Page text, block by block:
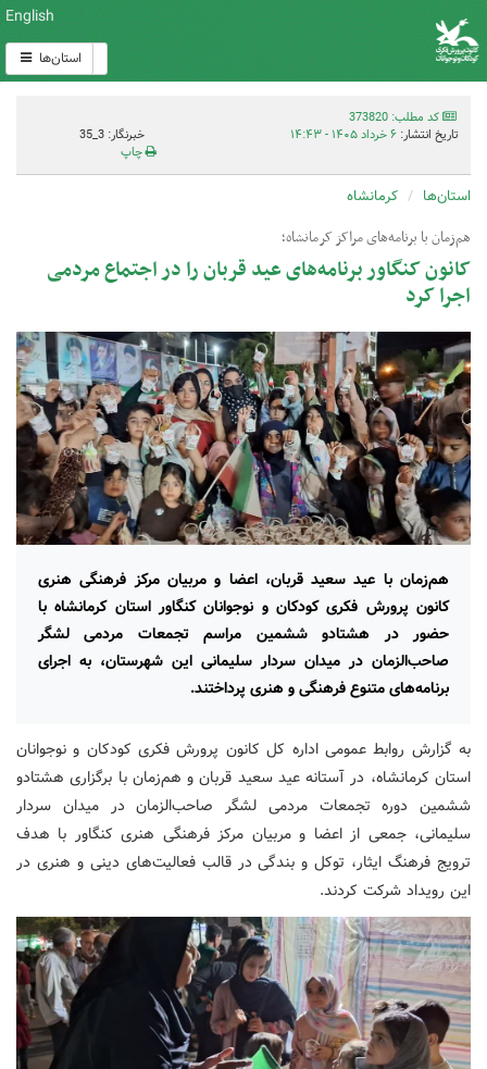
English
استان‌ها
کد مطلب: 373820
تاریخ انتشار: ۶ خرداد ۱۴۰۵ - ۱۴:۴۳
خبرنگار: 3_35
چاپ
استان‌ها کرمانشاه
هم‌زمان با برنامه‌های مراکز کرمانشاه؛
کانون کنگاور برنامه‌های عید قربان را در اجتماع مردمی
اجرا کرد
هم‌زمان با عید سعید قربان، اعضا و مربیان مرکز فرهنگی هنری
کانون پرورش فکری کودکان و نوجوانان کنگاور استان کرمانشاه با
حضور در هشتادو ششمین مراسم تجمعات مردمی لشگر
صاحب‌الزمان در میدان سردار سلیمانی این شهرستان، به اجرای
برنامه‌های متنوع فرهنگی و هنری پرداختند.
به گزارش روابط عمومی اداره کل کانون پرورش فکری کودکان و نوجوانان
استان کرمانشاه، در آستانه عید سعید قربان و هم‌زمان با برگزاری هشتادو
ششمین دوره تجمعات مردمی لشگر صاحب‌الزمان در میدان سردار
سلیمانی، جمعی از اعضا و مربیان مرکز فرهنگی هنری کنگاور با هدف
ترویج فرهنگ ایثار، توکل و بندگی در قالب فعالیت‌های دینی و هنری در
این رویداد شرکت کردند.